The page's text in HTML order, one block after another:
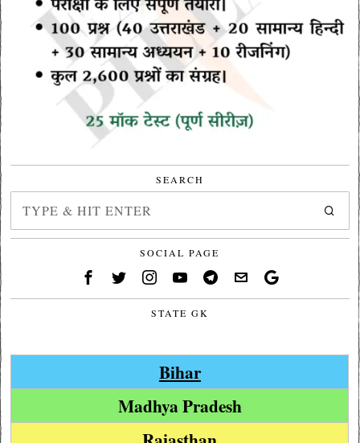
SEARCH
SOCIAL PAGE
STATE GK
Bihar
Madhya Pradesh